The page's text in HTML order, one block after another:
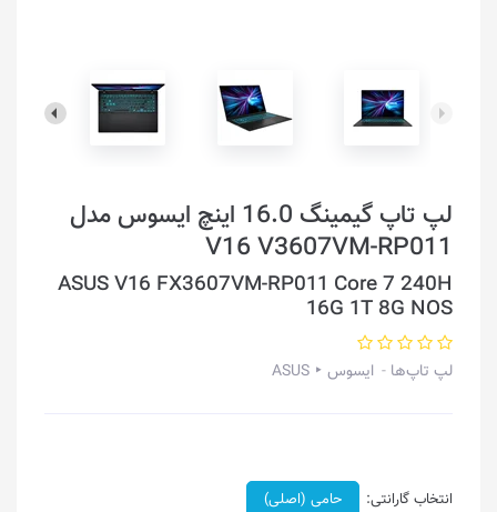
لپ تاپ گیمینگ 16.0 اینچ ایسوس مدل
V16 V3607VM-RP011
ASUS V16 FX3607VM-RP011 Core 7 240H
16G 1T 8G NOS
لپ تاپ‌ها ایسوس ‣ ASUS
انتخاب گارانتی: حامی (اصلی)